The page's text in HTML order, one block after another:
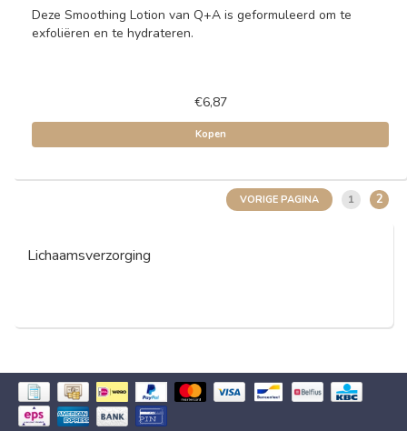
Deze Smoothing Lotion van Q+A is geformuleerd om te
exfoliëren en te hydrateren.
€6,87
Kopen
VORIGE PAGINA 1 2
Lichaamsverzorging